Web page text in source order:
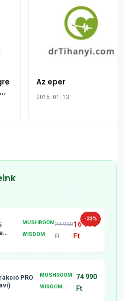
Az eper
2015. 01. 13.
-33%
MUSHROOM
WISDOM
24 990
Ft
16 990
Ft
PRO
MUSHROOM
WISDOM
74 990
Ft